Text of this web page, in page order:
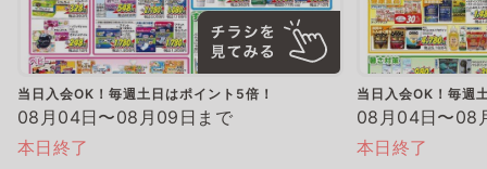
当日入会OK！毎週土日はポイント5倍！
08月04日〜08月09日まで
本日終了
当日入会OK！毎週
08月04日〜08
本日終了